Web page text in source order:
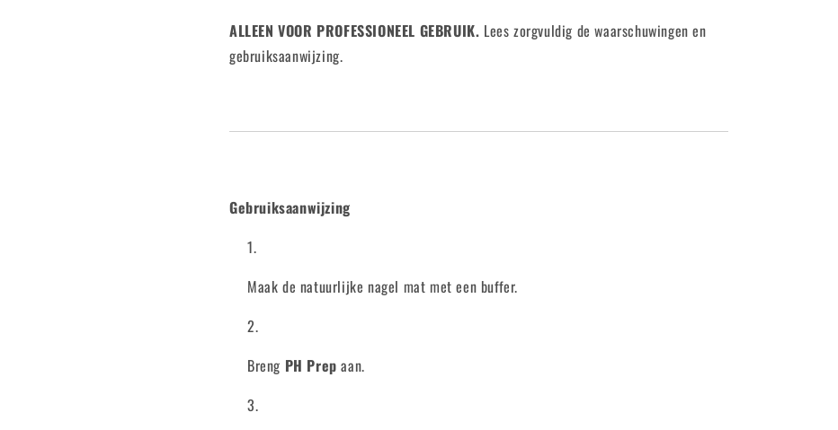
ALLEEN VOOR PROFESSIONEEL GEBRUIK. Lees zorgvuldig de waarschuwingen en
gebruiksaanwijzing.
Gebruiksaanwijzing
Maak de natuurlijke nagel mat met een buffer.
Breng PH Prep aan.